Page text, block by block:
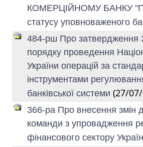
КОМЕРЦІЙНОМУ БАНКУ
статусу уповноваженого
484-рш Про затвердження
порядку проведення
України операцій за
інструментами
банківської системи (27/
366-ра Про внесення змін
команди з упровадження
фінансового сектору